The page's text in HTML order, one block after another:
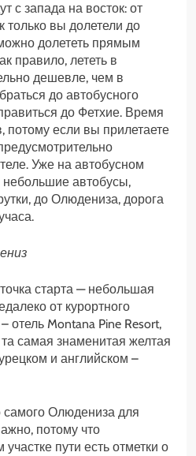
с запада на восток: от
только вы долетели до
долететь прямым
правило, лететь в
дешевле, чем в
до автобусного
до Фетхие. Время
потому если вы прилетаете
Уже на автобусном
автобусы,
до Олюдениза, дорога
старта — небольшая
от курортного
Montana Pine Resort,
самая знаменитая желтая
и английском –
самого Олюдениза для
потому что
пути есть отметки о